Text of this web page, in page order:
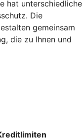
hat unterschiedliche
Die
gemeinsam
die zu Ihnen und